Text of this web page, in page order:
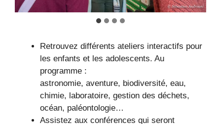
Retrouvez différents ateliers interactifs pour
les enfants et les adolescents. Au
programme :
astronomie, aventure, biodiversité, eau,
chimie, laboratoire, gestion des déchets,
océan, paléontologie…
Assistez aux conférences qui seront